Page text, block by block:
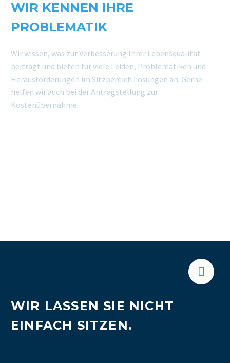
Der Smartmove lässt sich mit dem Baukasten-System der Opera-Modelle sowie mit unserem MFS-Stuhlsystem kombinieren.
WIR KENNEN IHRE
PROBLEMATIK
Wir wissen, was zur Verbesserung Ihrer Lebensqualität
beiträgt und bieten für viele Leiden, Problematiken und
Herausforderungen im Sitzbereich Lösungen an. Gerne
helfen wir auch bei der Antragstellung zur
Kostenübernahme.


WIR LASSEN SIE NICHT
EINFACH SITZEN.